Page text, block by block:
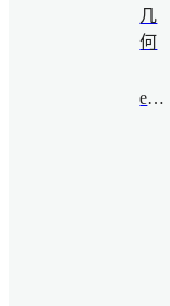
几
何
ejfu@bimsa.cn